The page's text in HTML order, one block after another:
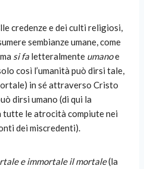
credenze e dei culti religiosi,
sembianze umane, come
si fa letteralmente umanoe
così l’umanità può dirsi tale,
in sé attraverso Cristo
dirsi umano (di qui la
le atrocità compiute nei
dei miscredenti).
e immortale il mortale(la